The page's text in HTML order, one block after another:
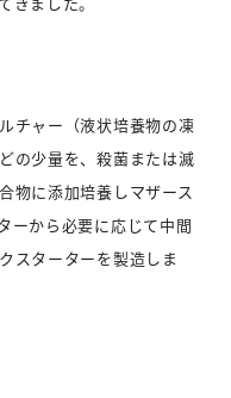
チャー（液状培養物の凍
の少量を、殺菌または滅
物に添加培養しマザース
ーから必要に応じて中間
スターターを製造しま